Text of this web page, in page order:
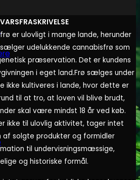
er ulovligt i mange lande, herunder
udelukkende cannabisfrø som
præservation. Det er kundens
i eget land.Frø sælges under
kultiveres i lande, hvor dette er
til at tro, at loven vil blive brudt,
skal være mindst 18 år ved køb.
ikke til ulovlig aktivitet, tager intet
af solgte produkter og formidler
til undervisningsmæssige,
og historiske formål.